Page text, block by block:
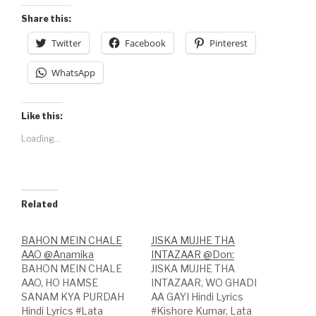
Share this:
Twitter Facebook Pinterest
WhatsApp
Like this:
Loading...
Related
BAHON MEIN CHALE
AAO @Anamika
BAHON MEIN CHALE
AAO, HO HAMSE
SANAM KYA PURDAH
Hindi Lyrics #Lata
JISKA MUJHE THA
INTAZAAR @Don:
JISKA MUJHE THA
INTAZAAR, WO GHADI
AA GAYI Hindi Lyrics
#Kishore Kumar, Lata